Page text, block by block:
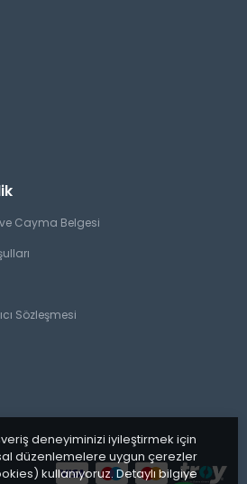
deneyiminizi iyileştirmek için
düzenlemelere uygun çerezler
kullanıyoruz. Detaylı bilgiye
Cayma Belgesi
Sözleşmesi